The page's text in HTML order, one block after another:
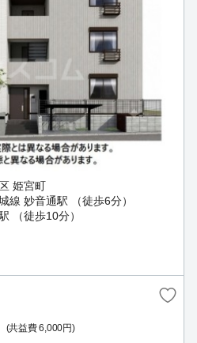
姫宮町
線 妙音通駅 （徒歩6分）
（徒歩10分）
(共益費 6,000円)